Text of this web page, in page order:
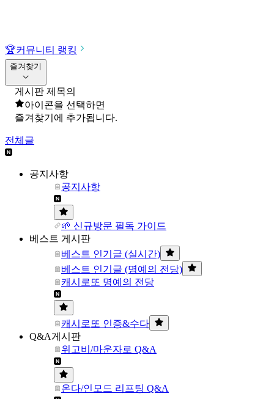
🏆커뮤니티 랭킹
즐겨찾기
게시판 제목의
아이콘을 선택하면
즐겨찾기에 추가됩니다.
전체글
공지사항
공지사항
🌱 신규방문 필독 가이드
베스트 게시판
베스트 인기글 (실시간)
베스트 인기글 (명예의 전당)
캐시로또 명예의 전당
캐시로또 인증&수다
Q&A게시판
위고비/마운자로 Q&A
온다/인모드 리프팅 Q&A